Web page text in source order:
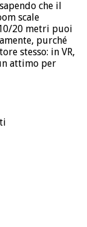
che il
scale
20 metri puoi
purché
stesso: in VR,
attimo per